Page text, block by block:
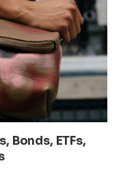
Bonds, ETFs,